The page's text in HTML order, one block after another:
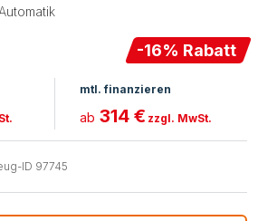
-16% Rabatt
mtl. finanzieren
ab 314 € zzgl. MwSt.
ID 97745